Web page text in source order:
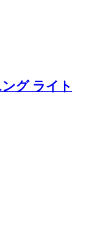
グ ライト